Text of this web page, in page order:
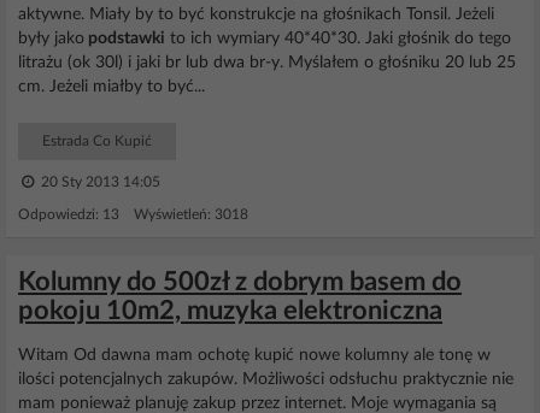
aktywne. Miały by to być konstrukcje na głośnikach Tonsil. Jeżeli
były jako podstawki to ich wymiary 40*40*30. Jaki głośnik do tego
litrażu (ok 30l) i jaki br lub dwa br-y. Myślałem o głośniku 20 lub 25
cm. Jeżeli miałby to być...
Estrada Co Kupić
20 Sty 2013 14:05
Odpowiedzi: 13 Wyświetleń: 3018
Kolumny do 500zł z dobrym basem do
pokoju 10m2, muzyka elektroniczna
Witam Od dawna mam ochotę kupić nowe kolumny ale tonę w
ilości potencjalnych zakupów. Możliwości odsłuchu praktycznie nie
mam ponieważ planuję zakup przez internet. Moje wymagania są